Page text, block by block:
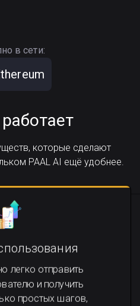
в сети:
которые сделают
PAAL AI ещё удобнее.
легко отправить
и получить
простых шагов,